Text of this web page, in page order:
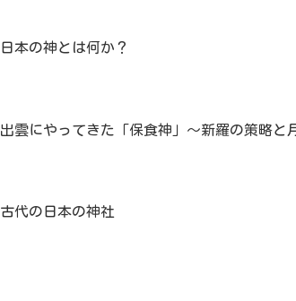
日本の神とは何か？
出雲にやってきた「保食神」～新羅の策略と
古代の日本の神社